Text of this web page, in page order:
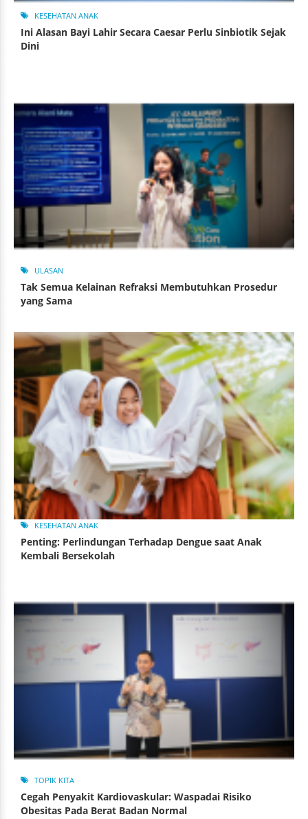
KESEHATAN ANAK
Ini Alasan Bayi Lahir Secara Caesar Perlu Sinbiotik Sejak
Dini
ULASAN
Tak Semua Kelainan Refraksi Membutuhkan Prosedur
yang Sama
KESEHATAN ANAK
Penting: Perlindungan Terhadap Dengue saat Anak
Kembali Bersekolah
TOPIK KITA
Cegah Penyakit Kardiovaskular: Waspadai Risiko
Obesitas Pada Berat Badan Normal